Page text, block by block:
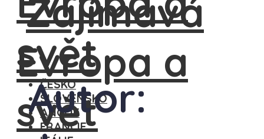
ČESKO
SLOVENSKO
ANGLIE
FRANCIE
Autor: